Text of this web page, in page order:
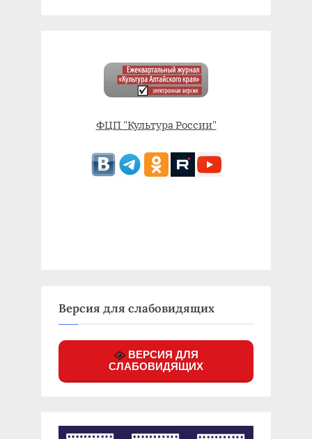
ФЦП "Культура России"
Версия для слабовидящих
ВЕРСИЯ ДЛЯ
СЛАБОВИДЯЩИХ